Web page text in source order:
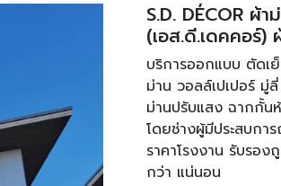
S.D. DÉCOR ผ้า
(เอส.ดี.เดคคอร์)
บริการออกแบบ ตัดเ
ม่าน วอลล์เปเปอร์ มู่
ม่านปรับแสง ฉากกั้น
โดยช่างผู้มีประสบกา
ราคาโรงงาน รับรอง
กว่า แน่นอน